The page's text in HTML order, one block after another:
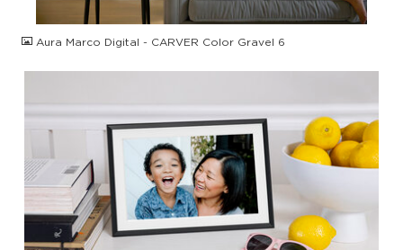
Aura Marco Digital - CARVER Color Gravel 6